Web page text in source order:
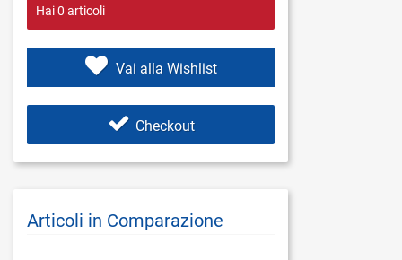
Hai0 articoli
Vai alla Wishlist
Checkout
Articoli in Comparazione